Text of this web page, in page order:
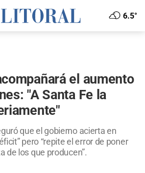
6.5°
el aumento
"A Santa Fe la
que el gobierno acierta en
pero “repite el error de poner
de los que producen”.